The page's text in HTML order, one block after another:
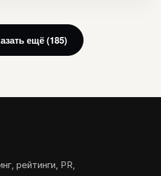
ещё (185)
рейтинги, PR,